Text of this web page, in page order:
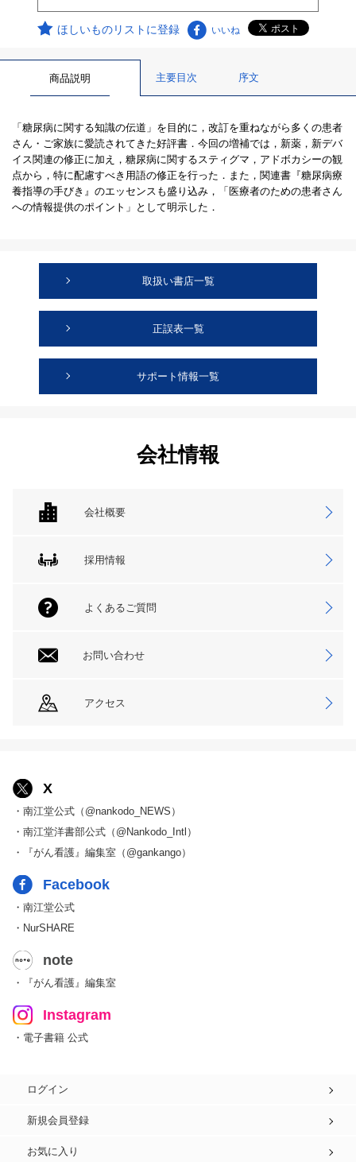
ほしいものリストに登録 いいね
商品説明 主要目次 序文
「糖尿病に関する知識の伝道」を目的に，改訂を重ねながら多くの患者
さん・ご家族に愛読されてきた好評書．今回の増補では，新薬，新デバ
イス関連の修正に加え，糖尿病に関するスティグマ，アドボカシーの観
点から，特に配慮すべき用語の修正を行った．また，関連書『糖尿病療
養指導の手びき』のエッセンスも盛り込み，「医療者のための患者さん
への情報提供のポイント」として明示した．
取扱い書店一覧
正誤表一覧
サポート情報一覧
会社情報
会社概要
採用情報
よくあるご質問
お問い合わせ
アクセス
X
・南江堂公式（@nankodo_NEWS）
・南江堂洋書部公式（@Nankodo_Intl）
・『がん看護』編集室（@gankango）
Facebook
・南江堂公式
・NurSHARE
note
・『がん看護』編集室
Instagram
・電子書籍 公式
ログイン
新規会員登録
お気に入り